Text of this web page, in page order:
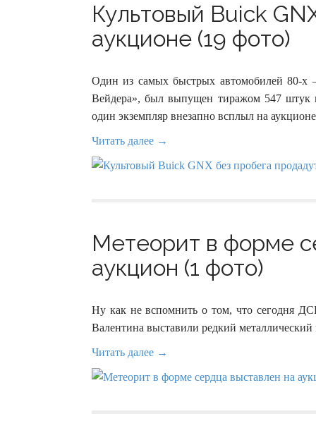
Культовый Buick
аукционе (19 фото)
Один из самых быстрых автомобилей 80-х
Вейдера», был выпущен тиражом 547 штук
один экземпляр внезапно всплыл на
Читать далее →
Метеорит в форме
аукцион (1 фото)
Ну как не вспомнить о том, что сегодня
Валентина выставили редкий
Читать далее →